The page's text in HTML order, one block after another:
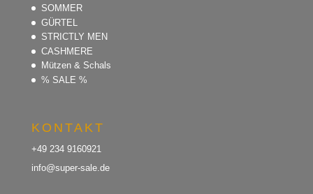
SOMMER
GÜRTEL
STRICTLY MEN
CASHMERE
Mützen & Schals
% SALE %
KONTAKT
+49 234 9160921
info@super-sale.de